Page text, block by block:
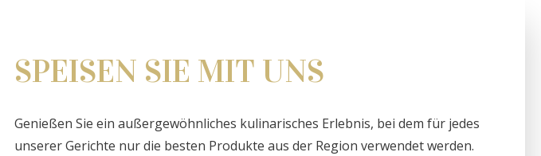
SPEISEN SIE MIT UNS
Genießen Sie ein außergewöhnliches kulinarisches Erlebnis, bei dem für jedes
unserer Gerichte nur die besten Produkte aus der Region verwendet werden.